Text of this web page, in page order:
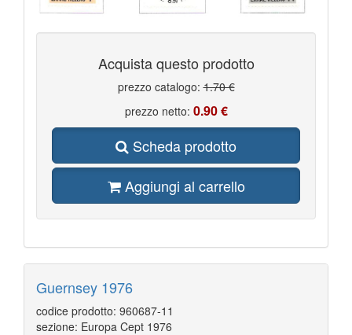
Acquista questo prodotto
prezzo catalogo:1.70 €
prezzo netto: 0.90 €
Scheda prodotto
Aggiungi al carrello
Guernsey 1976
codice prodotto: 960687-11
sezione: Europa Cept 1976